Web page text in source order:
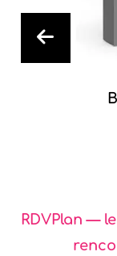
RDVPlan —